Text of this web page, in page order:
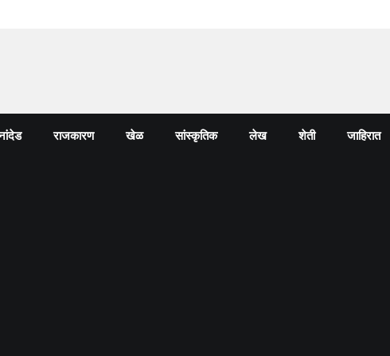
राजकारण खेळ सांस्कृतिक लेख शेती जाहिरात